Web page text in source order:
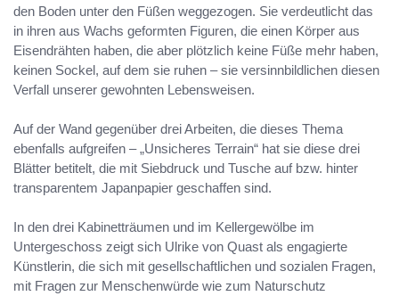
den Boden unter den Füßen weggezogen. Sie verdeutlicht das
in ihren aus Wachs geformten Figuren, die einen Körper aus
Eisendrähten haben, die aber plötzlich keine Füße mehr haben,
keinen Sockel, auf dem sie ruhen – sie versinnbildlichen diesen
Verfall unserer gewohnten Lebensweisen.
Auf der Wand gegenüber drei Arbeiten, die dieses Thema
ebenfalls aufgreifen – „Unsicheres Terrain“ hat sie diese drei
Blätter betitelt, die mit Siebdruck und Tusche auf bzw. hinter
transparentem Japanpapier geschaffen sind.
In den drei Kabinetträumen und im Kellergewölbe im
Untergeschoss zeigt sich Ulrike von Quast als engagierte
Künstlerin, die sich mit gesellschaftlichen und sozialen Fragen,
mit Fragen zur Menschenwürde wie zum Naturschutz